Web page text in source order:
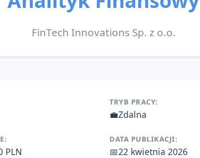
FinTech Innovations Sp. z o.o.
TRYB PRACY:
💼Zdalna
PLN
DATA PUBLIKACJI:
📅22 kwietnia 2026